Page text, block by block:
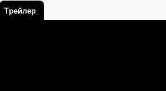
Трейлер